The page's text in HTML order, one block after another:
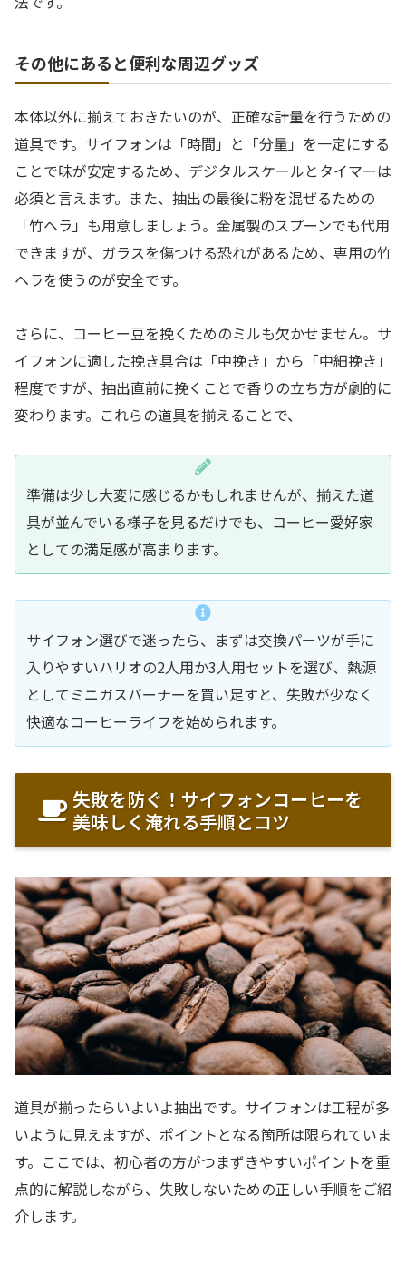
その他にあると便利な周辺グッズ
本体以外に揃えておきたいのが、正確な計量を行うための
道具です。サイフォンは「時間」と「分量」を一定にする
ことで味が安定するため、デジタルスケールとタイマーは
必須と言えます。また、抽出の最後に粉を混ぜるための
「竹ヘラ」も用意しましょう。金属製のスプーンでも代用
できますが、ガラスを傷つける恐れがあるため、専用の竹
ヘラを使うのが安全です。
さらに、コーヒー豆を挽くためのミルも欠かせません。サ
イフォンに適した挽き具合は「中挽き」から「中細挽き」
程度ですが、抽出直前に挽くことで香りの立ち方が劇的に
変わります。これらの道具を揃えることで、
準備は少し大変に感じるかもしれませんが、揃えた道
具が並んでいる様子を見るだけでも、コーヒー愛好家
としての満足感が高まります。
サイフォン選びで迷ったら、まずは交換パーツが手に
入りやすいハリオの2人用か3人用セットを選び、熱源
としてミニガスバーナーを買い足すと、失敗が少なく
快適なコーヒーライフを始められます。
失敗を防ぐ！サイフォンコーヒーを
美味しく淹れる手順とコツ
道具が揃ったらいよいよ抽出です。サイフォンは工程が多
いように見えますが、ポイントとなる箇所は限られていま
す。ここでは、初心者の方がつまずきやすいポイントを重
点的に解説しながら、失敗しないための正しい手順をご紹
介します。